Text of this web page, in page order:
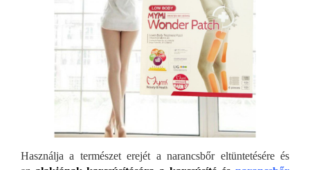
Használja a természet erejét a narancsbőr eltüntetésére és